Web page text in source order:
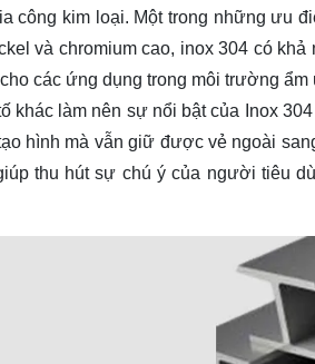
công kim loại. Một trong những ưu
và chromium cao, inox 304 có
các ứng dụng trong môi trường
khác làm nên sự nổi bật của Inox
hình mà vẫn giữ được vẻ ngoài
thu hút sự chú ý của người tiêu